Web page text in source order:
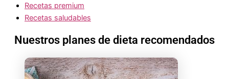
Recetas premium
Recetas saludables
Nuestros planes de dieta recomendados